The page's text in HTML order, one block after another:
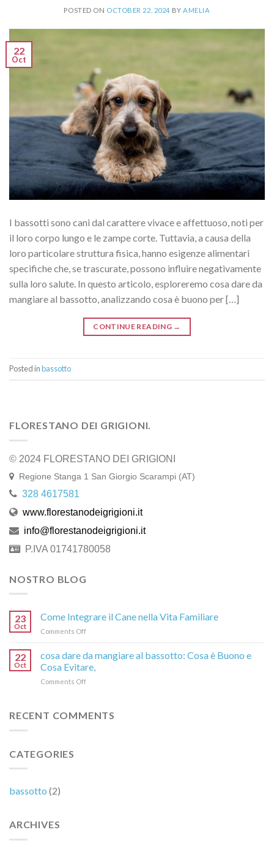
POSTED ON OCTOBER 22, 2024 BYAMELIA
22
Oct
I bassotti sono cani dal carattere vivace e affettuoso, noti per
il loro corpo lungo e le zampe corte. Tuttavia, a causa della
loro particolare struttura fisica, hanno esigenze alimentari
specifiche che, se trascurate, possono influire negativamente
sulla loro salute. In questo articolo, esploreremo cosa dare da
mangiare al bassotto, analizzando cosa è buono per […]
CONTINUE READING →
Posted inbassotto
FLORESTANO DEI GRIGIONI.
© 2024 FLORESTANO DEI GRIGIONI
Regione Stanga 1 San Giorgio Scarampi (AT)
328 4617581
www.florestanodeigrigioni.it
info@florestanodeigrigioni.it
P.IVA 01741780058
NOSTRO BLOG
23
Oct
Come Integrare il Cane nella Vita Familiare
Comments Offon
Integrare
Cane
nella
22
Oct
cosa dare da mangiare al bassotto: Cosa è Buono e
Cosa Evitare,
Comments Offon
da
RECENT COMMENTS
CATEGORIES
bassotto (2)
ARCHIVES